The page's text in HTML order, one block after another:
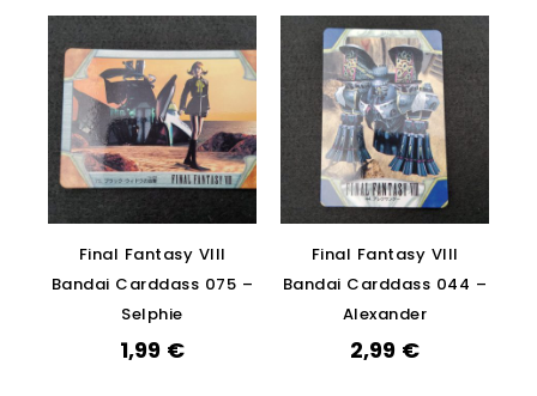
Final Fantasy VIII
Bandai Carddass 075 –
Selphie
1,99 €
Final Fantasy VIII
Bandai Carddass 044 –
Alexander
2,99 €